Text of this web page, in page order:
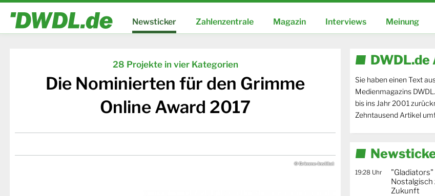
Newsticker Zahlenzentrale Magazin Interviews Meinung
28 Projekte in vier Kategorien
Die Nominierten für den Grimme
Online Award 2017
© Grimme-Institut
DWDL.de
Sie haben einen Text
Medienmagazins
bis ins Jahr 2001
Zehntausend Artikel
19:28 Uhr
"Gladiators"
Nostalgisch
Zukunft